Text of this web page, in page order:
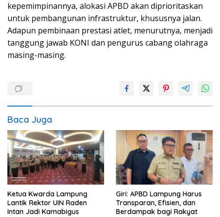
kepemimpinannya, alokasi APBD akan diprioritaskan
untuk pembangunan infrastruktur, khususnya jalan.
Adapun pembinaan prestasi atlet, menurutnya, menjadi
tanggung jawab KONI dan pengurus cabang olahraga
masing-masing.
Baca Juga
Ketua Kwarda Lampung
Lantik Rektor UIN Raden
Intan Jadi Kamabigus
Giri: APBD Lampung Harus
Transparan, Efisien, dan
Berdampak bagi Rakyat